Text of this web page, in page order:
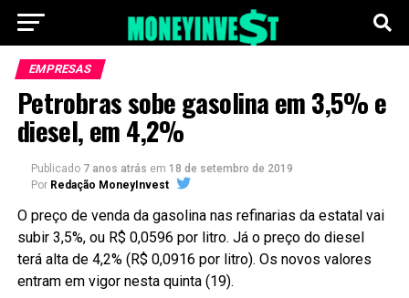
EMPRESAS
Petrobras sobe gasolina em 3,5% e
diesel, em 4,2%
Publicado 7 anos atrás em 18 de setembro de 2019
Por Redação MoneyInvest
O preço de venda da gasolina nas refinarias da estatal vai
subir 3,5%, ou R$ 0,0596 por litro. Já o preço do diesel
terá alta de 4,2% (R$ 0,0916 por litro). Os novos valores
entram em vigor nesta quinta (19).